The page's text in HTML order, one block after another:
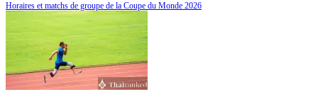
Horaires et matchs de groupe de la Coupe du Monde 2026